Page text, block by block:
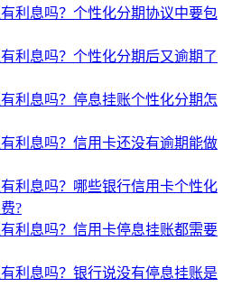
利息吗？个性化分期协议中要包
利息吗？个性化分期后又逾期了
利息吗？停息挂账个性化分期怎
利息吗？信用卡还没有逾期能做
利息吗？哪些银行信用卡个性化
?
利息吗？信用卡停息挂账都需要
利息吗？银行说没有停息挂账是